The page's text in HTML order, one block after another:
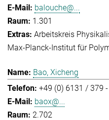
balouche@...
1.301
Arbeitskreis
Max-Planck-Institut für
Bao, Xicheng
+49 (0) 6131 / 379
baox@...
2.702